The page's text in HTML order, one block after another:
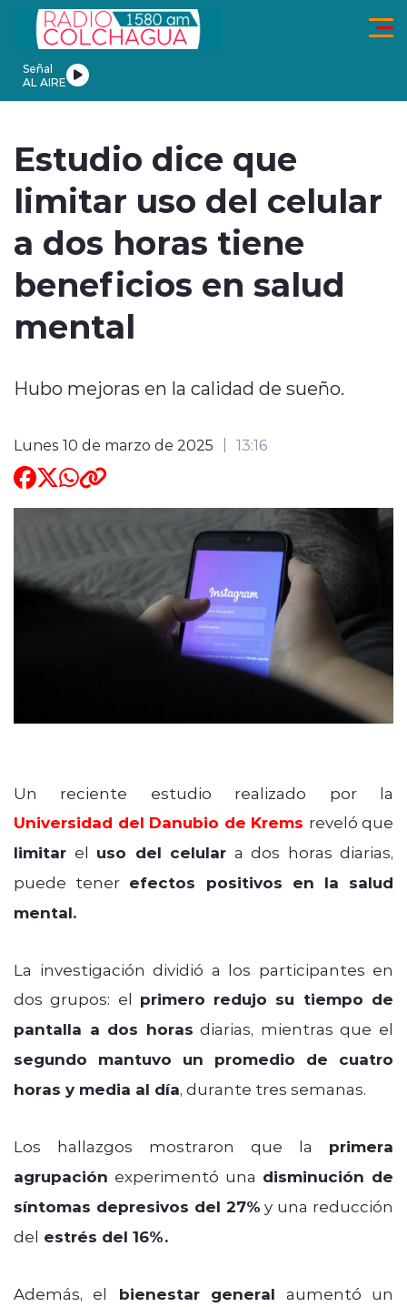
Click acá para ir directamente al contenido
Señal
AL AIRE
modo claro
Estudio dice que
limitar uso del celular
a dos horas tiene
beneficios en salud
mental
Hubo mejoras en la calidad de sueño.
Lunes 10 de marzo de 2025 13:16
Un reciente estudio realizado por la
Universidad del Danubio de Krems reveló que
limitar el uso del celular a dos horas diarias,
puede tener efectos positivos en la salud
mental.
La investigación dividió a los participantes en
dos grupos: el primero redujo su tiempo de
pantalla a dos horas diarias, mientras que el
segundo mantuvo un promedio de cuatro
horas y media al día, durante tres semanas.
Los hallazgos mostraron que la primera
agrupación experimentó una disminución de
síntomas depresivos del 27% y una reducción
del estrés del 16%.
Además, el bienestar general aumentó un